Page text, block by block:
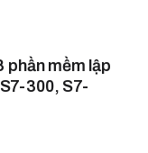
phần mềm lập
300, S7-